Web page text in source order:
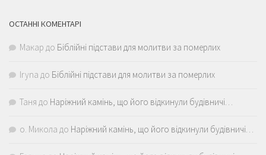
ОСТАННІ КОМЕНТАРІ
Макар до Біблійні підстави для молитви за померлих
Iryna до Біблійні підстави для молитви за померлих
Таня до Наріжний камінь, що його відкинули будівничі…
о. Микола до Наріжний камінь, що його відкинули будівничі…